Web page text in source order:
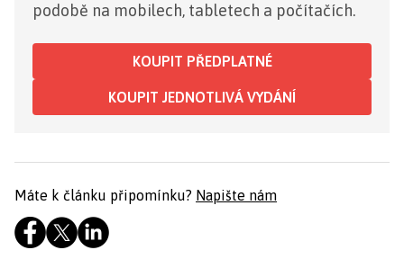
podobě na mobilech, tabletech a počítačích.
KOUPIT PŘEDPLATNÉ
KOUPIT JEDNOTLIVÁ VYDÁNÍ
Máte k článku připomínku? Napište nám